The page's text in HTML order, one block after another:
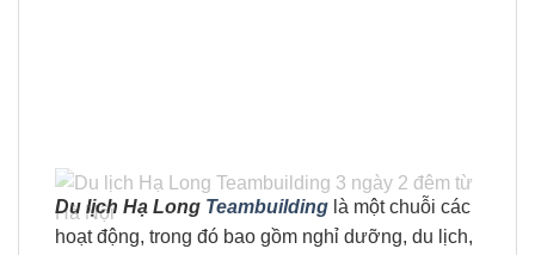
Du lịch Hạ Long Teambuilding là một chuỗi các
hoạt động, trong đó bao gồm nghỉ dưỡng, du lịch,